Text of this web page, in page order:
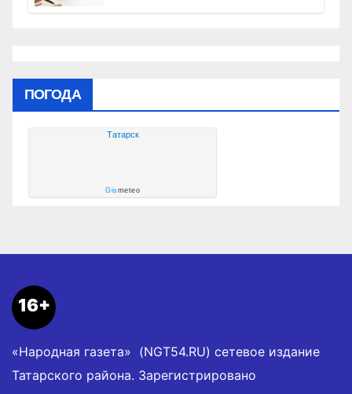
ПОГОДА
Татарск
Gismeteo
16+
«Народная газета» (NGT54.RU) сетевое издание
Татарского района. Зарегистрировано